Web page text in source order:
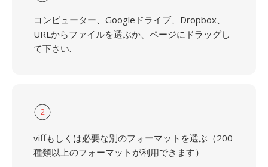
コンピューター、Googleドライブ、Dropbox、
URLからファイルを選ぶか、ページにドラッグし
て下さい.
2
viffもしくは必要な別のフォーマットを選ぶ（200
種類以上のフォーマットが利用できます）